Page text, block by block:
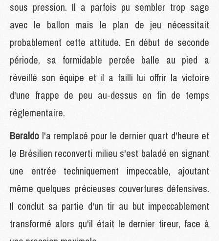
sous pression. Il a parfois pu sembler trop sage
avec le ballon mais le plan de jeu nécessitait
probablement cette attitude. En début de seconde
période, sa formidable percée balle au pied a
réveillé son équipe et il a failli lui offrir la victoire
d'une frappe de peu au-dessus en fin de temps
réglementaire.
Beraldo l'a remplacé pour le dernier quart d'heure et
le Brésilien reconverti milieu s'est baladé en signant
une entrée techniquement impeccable, ajoutant
même quelques précieuses couvertures défensives.
Il conclut sa partie d'un tir au but impeccablement
transformé alors qu'il était le dernier tireur, face à